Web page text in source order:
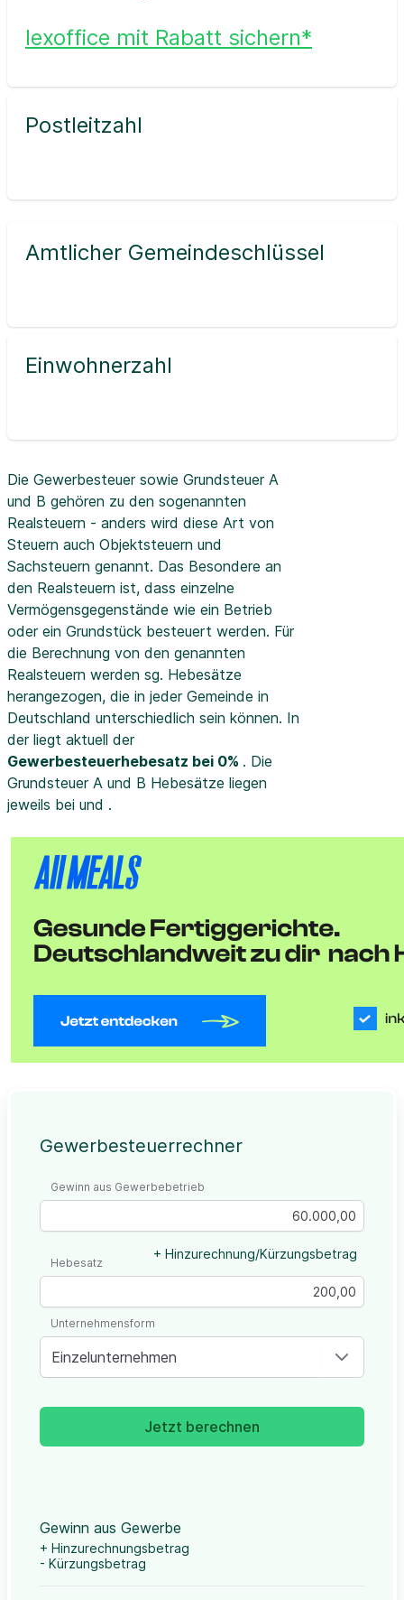
lexoffice mit Rabatt sichern*
Postleitzahl
Amtlicher Gemeindeschlüssel
Einwohnerzahl
Die Gewerbesteuer sowie Grundsteuer A
und B gehören zu den sogenannten
Realsteuern - anders wird diese Art von
Steuern auch Objektsteuern und
Sachsteuern genannt. Das Besondere an
den Realsteuern ist, dass einzelne
Vermögensgegenstände wie ein Betrieb
oder ein Grundstück besteuert werden. Für
die Berechnung von den genannten
Realsteuern werden sg. Hebesätze
herangezogen, die in jeder Gemeinde in
Deutschland unterschiedlich sein können. In
der liegt aktuell der
Gewerbesteuerhebesatz bei 0% . Die
Grundsteuer A und B Hebesätze liegen
jeweils bei und .
Gewerbesteuerrechner
Gewinn aus Gewerbebetrieb
+ Hinzurechnung/Kürzungsbetrag
Hebesatz
Einzelunternehmen
Unternehmensform
Jetzt berechnen
Gewinn aus Gewerbe
+ Hinzurechnungsbetrag
- Kürzungsbetrag